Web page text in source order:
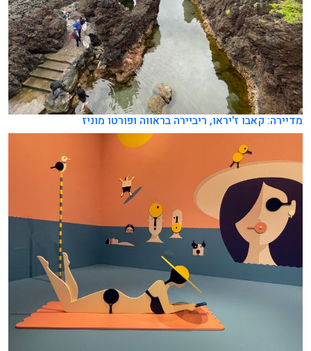
מדיירה: קאבו ז'יראו, ריביירה בראווה ופורטו מוניז